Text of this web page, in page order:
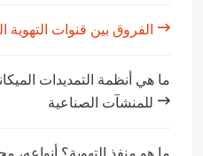
الفروق بين قنوات التهوية
ما هي أنظمة التمديدات
للمنشآت الصناعية